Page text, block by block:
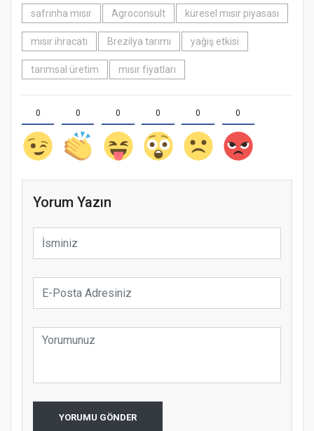
safrinha mısır Agroconsult küresel mısır piyasası
mısır ihracatı Brezilya tarımı yağış etkisi
tarımsal üretim mısır fiyatları
0 0 0 0 0 0
Yorum Yazın
YORUMU GÖNDER